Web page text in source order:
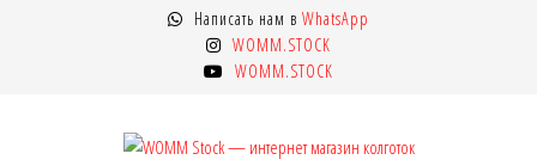
Написать нам в WhatsApp
WOMM.STOCK
WOMM.STOCK